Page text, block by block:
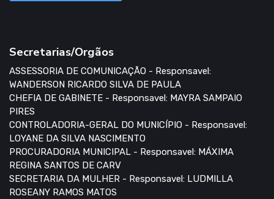
Secretarias/Orgãos
ASSESSORIA DE COMUNICAÇÃO - Responsavel:
WANDERSON RICARDO SILVA DE PAULA
CHEFIA DE GABINETE - Responsavel: MAYRA SAMPAIO
PIRES
CONTROLADORIA-GERAL DO MUNICÍPIO - Responsavel:
LOYANE DA SILVA NASCIMENTO
PROCURADORIA MUNICIPAL - Responsavel: MÁXIMA
REGINA SANTOS DE CARV
SECRETARIA DA MULHER - Responsavel: LUDMILLA
ROSEANY RAMOS MATOS